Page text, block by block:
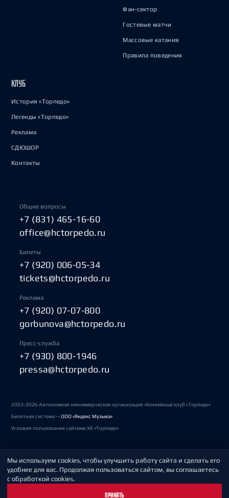
Фан-сектор
Гостевые матчи
Массовые катания
Правила поведения
КЛУБ
История «Торпедо»
Легенды «Торпедо»
Реклама
СДЮШОР
Контакты
Общие вопросы
+7 (831) 465-16-60
office@hctorpedo.ru
Билеты
+7 (920) 006-05-34
tickets@hctorpedo.ru
Реклама
+7 (920) 07-07-800
gorbunova@hctorpedo.ru
Пресс-служба
+7 (930) 800-1946
pressa@hctorpedo.ru
2003-2026 Автономная некоммерческая организация «Хоккейный клуб «Торпедо»
Билетная система —ООО «Яндекс Музыка»
Условия пользования сайтами ХК «Торпедо»
Политика обработки персональных данных
Пользовательское соглашение
Мы используем cookies, чтобы улучшить работу сайта и сделать его
удобнее для вас. Продолжая пользоваться сайтом, вы соглашаетесь
с обработкой cookies.
ПРИНЯТЬ